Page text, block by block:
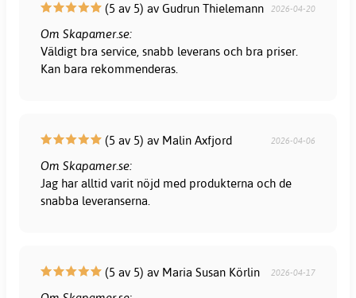
(5 av 5) av Gudrun Thielemann 2026-04-20
Om Skapamer.se:
Väldigt bra service, snabb leverans och bra priser.
Kan bara rekommenderas.
(5 av 5) av Malin Axfjord 2026-04-06
Om Skapamer.se:
Jag har alltid varit nöjd med produkterna och de
snabba leveranserna.
(5 av 5) av Maria Susan Körlin 2026-04-17